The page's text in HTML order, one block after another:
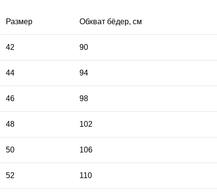
Размер Обхват бёдер, см
42 90
44 94
46 98
48 102
50 106
52 110